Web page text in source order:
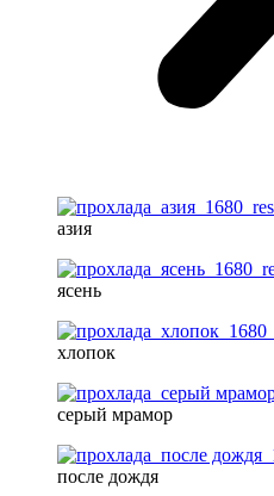
азия
ясень
хлопок
серый мрамор
после дождя